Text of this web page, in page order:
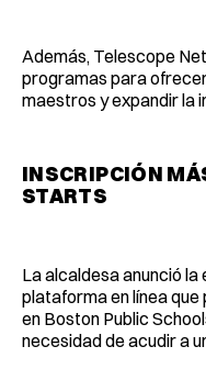
Además, Telescope
programas para
maestros y expandir la
INSCRIPCIÓN
STARTS
La alcaldesa anunció
plataforma en línea
en Boston Public
necesidad de acudir a